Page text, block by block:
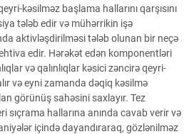
kəsilməz başlama hallarını qarşısını
tələb edir və mühərrikin işə
aktivləşdirilməsi tələb olunan bir neçə
edir. Hərəkət edən komponentləri
və qalınlıqlar kəsici zəncirə qeyri-
və eyni zamanda dəqiq kəsilmə
görünüş sahəsini saxlayır. Tez
sıçrama hallarına anında cavab verir və
içində dayandıraraq, gözlənilməz